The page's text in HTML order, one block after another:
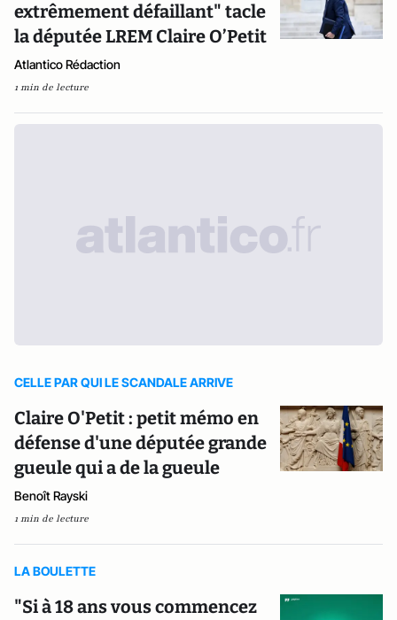
extrêmement défaillant" tacle
la députée LREM Claire O’Petit
Atlantico Rédaction
1 min de lecture
CELLE PAR QUI LE SCANDALE ARRIVE
Claire O'Petit : petit mémo en
défense d'une députée grande
gueule qui a de la gueule
Benoît Rayski
1 min de lecture
LA BOULETTE
"Si à 18 ans vous commencez